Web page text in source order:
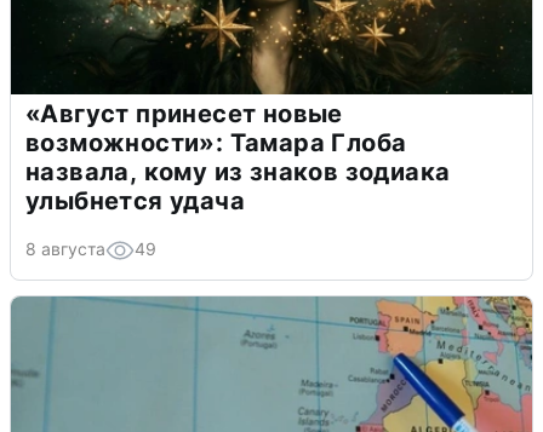
«Август принесет новые
возможности»: Тамара Глоба
назвала, кому из знаков зодиака
улыбнется удача
8 августа 49